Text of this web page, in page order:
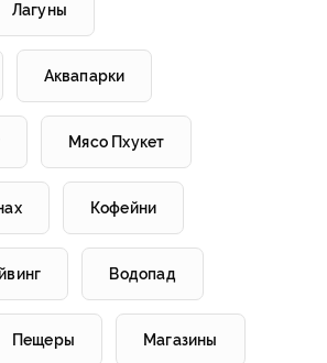
Лагуны
Аквапарки
Мясо Пхукет
Кофейни
Водопад
Пещеры Магазины